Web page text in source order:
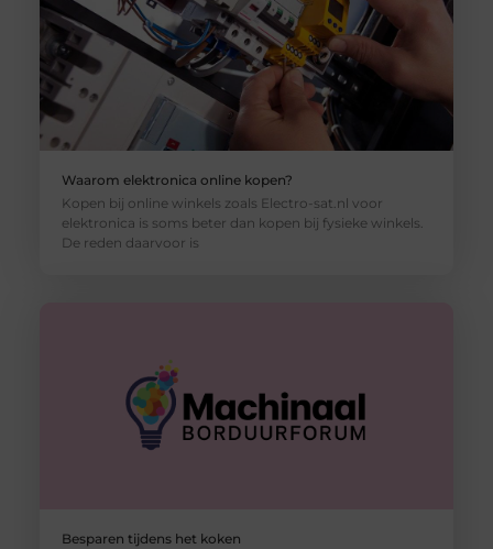
Waarom elektronica online kopen?
Kopen bij online winkels zoals Electro-sat.nl voor
elektronica is soms beter dan kopen bij fysieke winkels.
De reden daarvoor is
Besparen tijdens het koken